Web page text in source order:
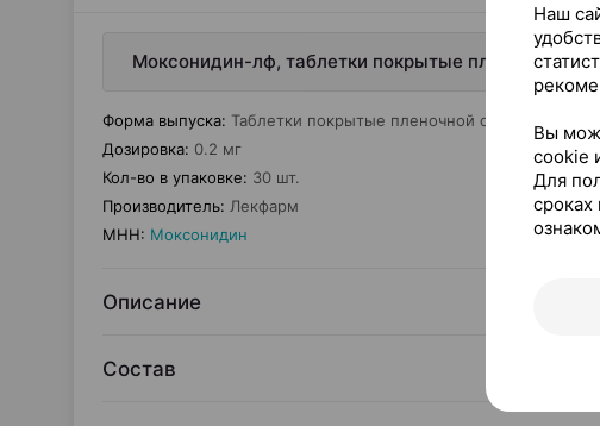
Моксонидин-лф, таблетки покрытые пленочной
Форма выпуска: Таблетки покрытые пленочной оболочкой
Дозировка: 0.2 мг
Кол-во в упаковке: 30 шт.
Производитель: Лекфарм
МНН: Моксонидин
Описание
Состав
Наш
Вы
cookie
Для